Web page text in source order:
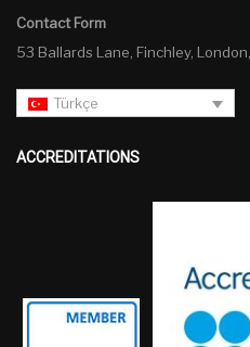
Contact Form
53 Ballards Lane, Finchley,
Türkçe
ACCREDITATIONS